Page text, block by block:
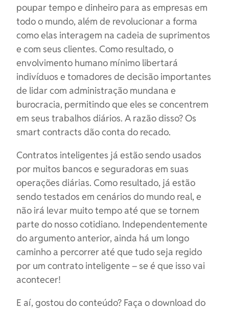
poupar tempo e dinheiro para as empresas em
todo o mundo, além de revolucionar a forma
como elas interagem na cadeia de suprimentos
e com seus clientes. Como resultado, o
envolvimento humano mínimo libertará
indivíduos e tomadores de decisão importantes
de lidar com administração mundana e
burocracia, permitindo que eles se concentrem
em seus trabalhos diários. A razão disso? Os
smart contracts dão conta do recado.
Contratos inteligentes já estão sendo usados ​​
por muitos bancos e seguradoras em suas
operações diárias. Como resultado, já estão
sendo testados em cenários do mundo real, e
não irá levar muito tempo até que se tornem
parte do nosso cotidiano. Independentemente
do argumento anterior, ainda há um longo
caminho a percorrer até que tudo seja regido
por um contrato inteligente – se é que isso vai
acontecer!
E aí, gostou do conteúdo? Faça o download do